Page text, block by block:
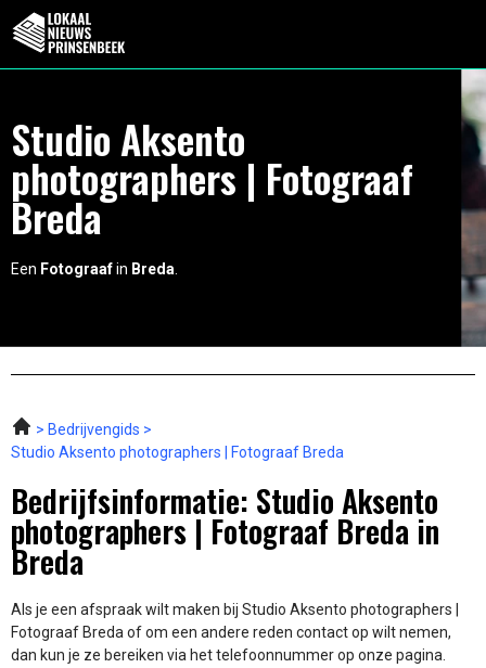
Studio Aksento
photographers | Fotograaf
Breda
Een Fotograafin Breda
Bedrijvengids
Studio Aksento photographers | Fotograaf Breda
Bedrijfsinformatie: Studio Aksento
photographers | Fotograaf Breda in
Breda
Als je een afspraak wilt maken bij Studio Aksento photographers |
Fotograaf Breda of om een andere reden contact op wilt nemen,
dan kun je ze bereiken via het telefoonnummer op onze pagina.